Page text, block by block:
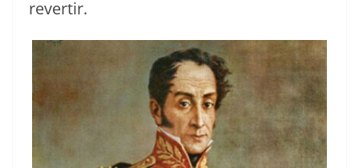
revertir.